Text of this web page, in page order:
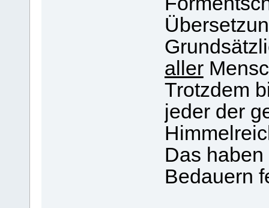
aller
Trotzdem
jeder der
Das
Bedauern